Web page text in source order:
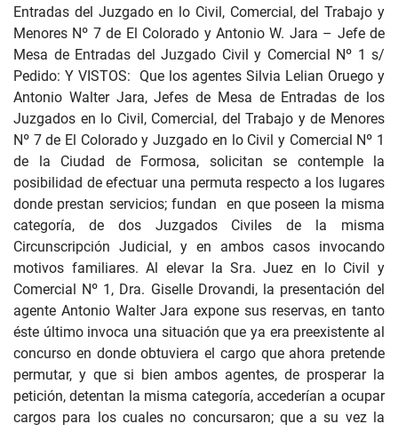
Entradas del Juzgado en lo Civil, Comercial, del Trabajo y
Menores Nº 7 de El Colorado y Antonio W. Jara – Jefe de
Mesa de Entradas del Juzgado Civil y Comercial Nº 1 s/
Pedido: Y VISTOS: Que los agentes Silvia Lelian Oruego y
Antonio Walter Jara, Jefes de Mesa de Entradas de los
Juzgados en lo Civil, Comercial, del Trabajo y de Menores
Nº 7 de El Colorado y Juzgado en lo Civil y Comercial Nº 1
de la Ciudad de Formosa, solicitan se contemple la
posibilidad de efectuar una permuta respecto a los lugares
donde prestan servicios; fundan en que poseen la misma
categoría, de dos Juzgados Civiles de la misma
Circunscripción Judicial, y en ambos casos invocando
motivos familiares. Al elevar la Sra. Juez en lo Civil y
Comercial Nº 1, Dra. Giselle Drovandi, la presentación del
agente Antonio Walter Jara expone sus reservas, en tanto
éste último invoca una situación que ya era preexistente al
concurso en donde obtuviera el cargo que ahora pretende
permutar, y que si bien ambos agentes, de prosperar la
petición, detentan la misma categoría, accederían a ocupar
cargos para los cuales no concursaron; que a su vez la